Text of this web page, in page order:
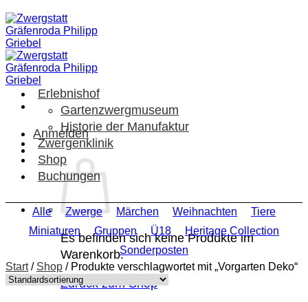
Zum
Inhalt
springen
Anmelden
Es befinden sich keine Produkte im
Warenkorb.
Zurück zum Shop
Erlebnishof
Gartenzwergmuseum
Historie der Manufaktur
Zwergenklinik
Shop
Buchungen
Alle Zwerge Märchen Weihnachten
Tiere
Miniaturen
Gruppen Ü18
Heritage Collection
Sonderposten
Start / Shop /Produkte verschlagwortet mit „Vorgarten Deko“